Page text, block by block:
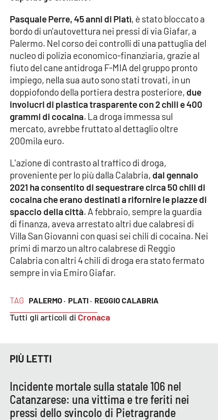
Ambiente
Cronaca
Cultura
Economia e Lavoro
Politica
Società
Sport
RUBRICHE
Good Morning Vietnam
Leggendo Alvaro insieme
Le perfidie di Antonella Grippo
Venti di comunicazione
TAG PALERMO · PLATI · REGGIO CALABRIA
Tutti gli articoli di Cronaca
Pasquale Perre, 45 anni di Platì, è stato bloccato a
bordo di un'autovettura nei pressi di via Giafar, a
Palermo. Nel corso dei controlli di una pattuglia del
nucleo di polizia economico-finanziaria, grazie al
fiuto del cane antidroga F-MIA del gruppo pronto
impiego, nella sua auto sono stati trovati, in un
doppiofondo della portiera destra posteriore, due
involucri di plastica trasparente con 2 chili e 400
grammi di cocaina. La droga immessa sul
mercato, avrebbe fruttato al dettaglio oltre
200mila euro.
L'azione di contrasto al traffico di droga,
proveniente per lo più dalla Calabria, dal gennaio
2021 ha consentito di sequestrare circa 50 chili di
cocaina che erano destinati a rifornire le piazze di
spaccio della città. A febbraio, sempre la guardia
di finanza, aveva arrestato altri due calabresi di
Villa San Giovanni con quasi sei chili di cocaina. Nei
primi di marzo un altro calabrese di Reggio
Calabria con altri 4 chili di droga era stato fermato
sempre in via Emiro Giafar.
PIÙ LETTI
Incidente mortale sulla statale 106 nel
Catanzarese: una vittima e tre feriti nei
pressi dello svincolo di Pietragrande